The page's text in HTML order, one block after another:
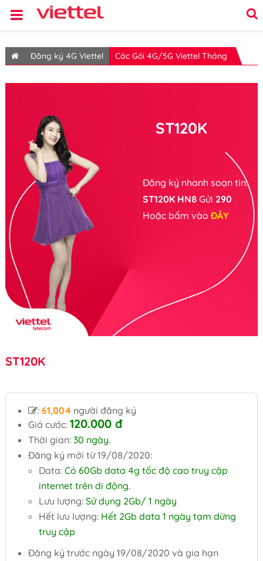
Đăng ký 4G Viettel Các Gói 4G/5G Viettel Tháng
ST120K
Đăng ký nhanh soạn tin:
ST120K HN8Gửi 290
Hoặc bấm vào ĐÂY
ST120K
: 61,004 người đăng ký
Giá cước: 120.000 đ
Thời gian: 30 ngày.
Đăng ký mới từ 19/08/2020:
Data: Có 60Gb data 4g tốc độ cao truy cập
internet trên di động.
Lưu lượng:Sử dụng 2Gb/ 1 ngày
Hết lưu lượng:Hết 2Gb data 1 ngày tạm dừng
truy cập
Đăng ký trước ngày 19/08/2020 và gia hạn